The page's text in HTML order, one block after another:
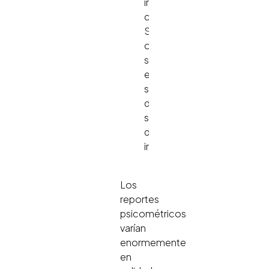
cambia.
Su
omisión
sistemática
es
señal
de
sobrelectura
del
instrumento.
Los
reportes
psicométricos
varían
enormemente
en